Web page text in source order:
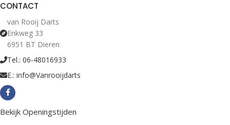
CONTACT
van Rooij Darts
Enkweg 33
6951 BT Dieren
Tel.: 06-48016933
E.: info@Vanrooijdarts
Bekijk Openingstijden